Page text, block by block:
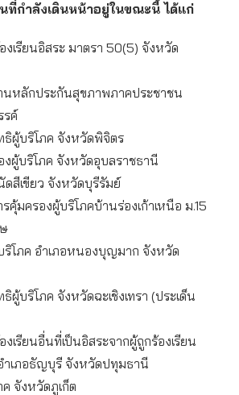
ที่กำลังเดินหน้าอยู่ในขณะนี้ ได้แก่
งเรียนอิสระ มาตรา 50(5) จังหวัด
นหลักประกันสุขภาพภาคประชาชน
รค์
ผู้บริโภค จังหวัดพิจิตร
งผู้บริโภค จังหวัดอุบลราชธานี
ดสีเขียว จังหวัดบุรีรัมย์
คุ้มครองผู้บริโภคบ้านร่องเก้าเหนือ ม.15
โภค อำเภอหนองบุญมาก จังหวัด
ผู้บริโภค จังหวัดฉะเชิงเทรา (ประเด็น
งเรียนอื่นที่เป็นอิสระจากผู้ถูกร้องเรียน
ำเภอธัญบุรี จังหวัดปทุมธานี
ค จังหวัดภูเก็ต